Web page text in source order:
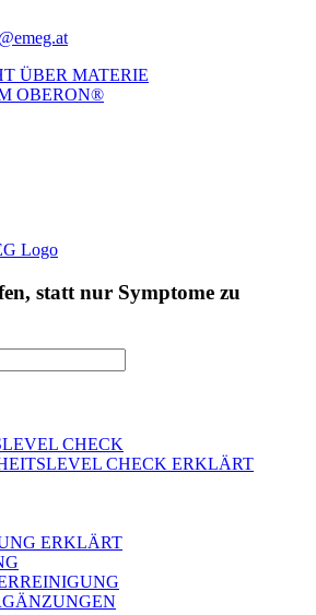
ÜBER MATERIE
OBERON®
statt nur Symptome zu
CHECK
CHECK ERKLÄRT
ERKLÄRT